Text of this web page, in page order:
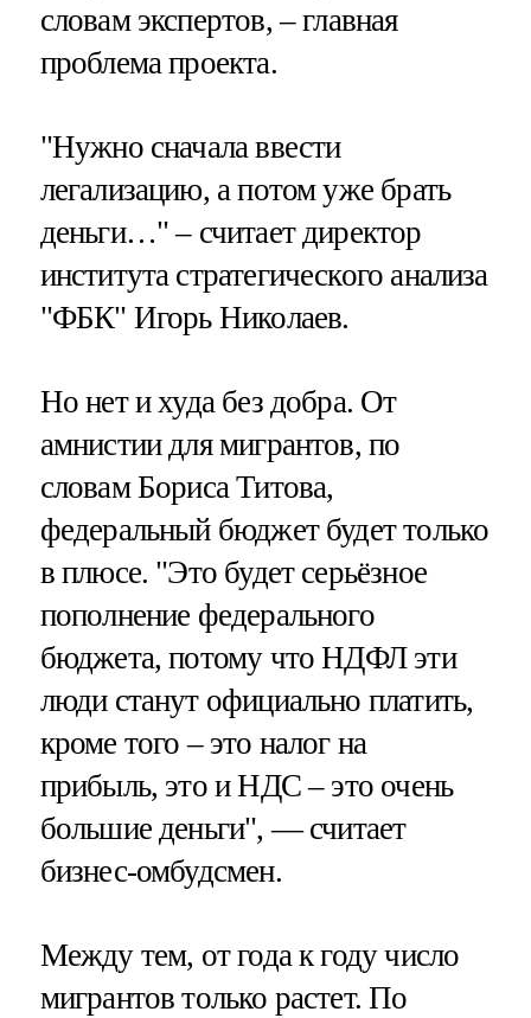
словам экспертов, – главная
проблема проекта.
"Нужно сначала ввести
легализацию, а потом уже брать
деньги…" – считает директор
института стратегического анализа
"ФБК" Игорь Николаев.
Но нет и худа без добра. От
амнистии для мигрантов, по
словам Бориса Титова,
федеральный бюджет будет только
в плюсе. "Это будет серьёзное
пополнение федерального
бюджета, потому что НДФЛ эти
люди станут официально платить,
кроме того – это налог на
прибыль, это и НДС – это очень
большие деньги", — считает
бизнес-омбудсмен.
Между тем, от года к году число
мигрантов только растет. По